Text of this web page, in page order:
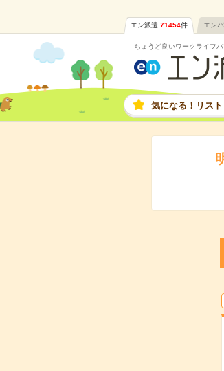
エン派遣 71454件 エン
ちょうど良いワークライフ
気になる！リスト